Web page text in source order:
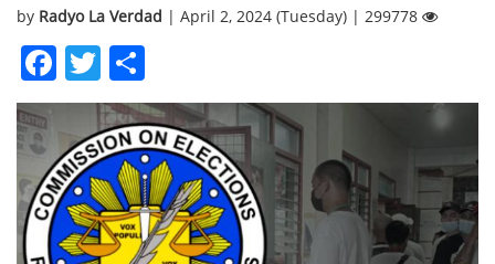
by Radyo La Verdad | April 2, 2024 (Tuesday) | 299778
Facebook
Twitter